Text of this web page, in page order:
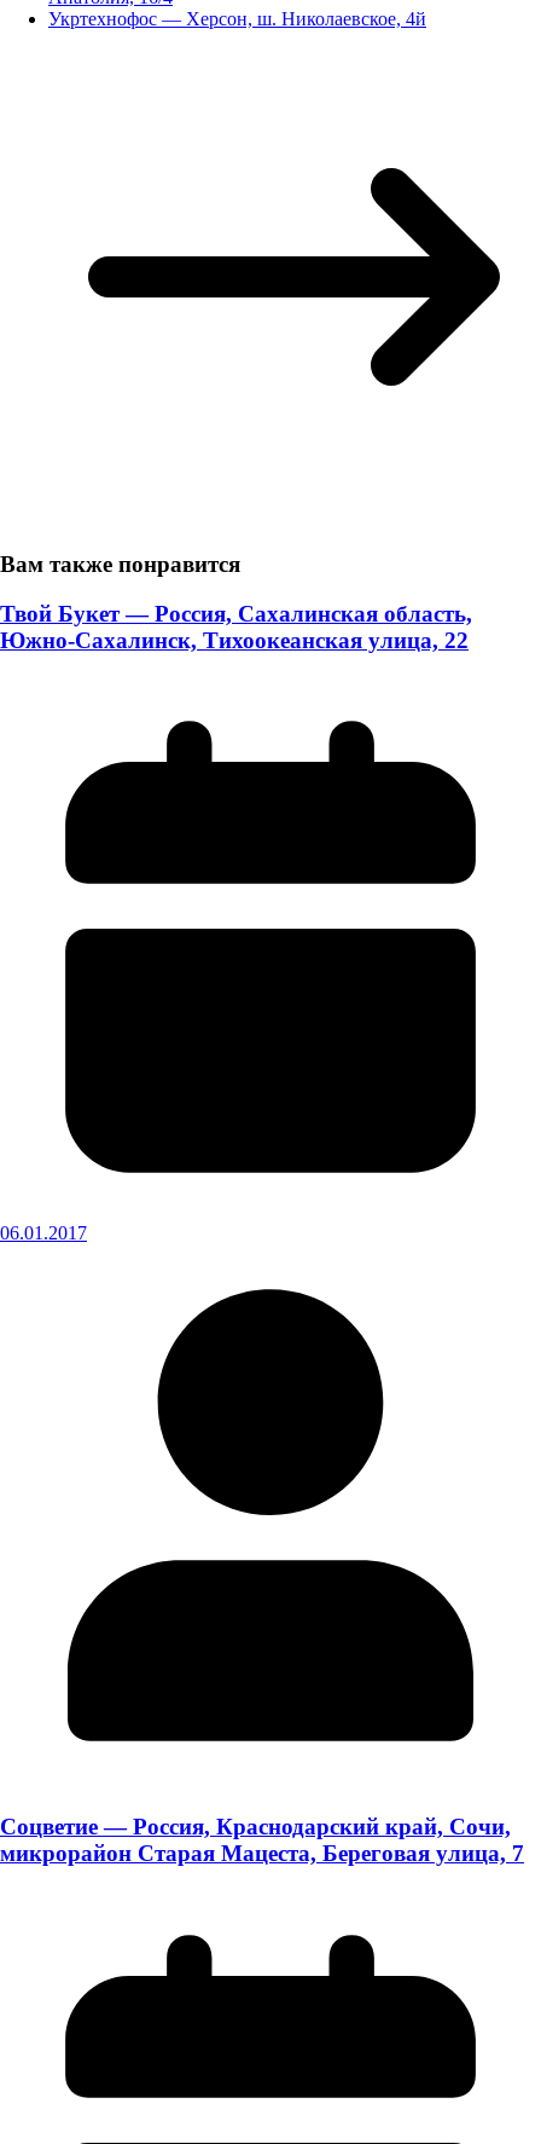
Укртехнофос — Херсон, ш. Николаевское, 4й
Вам также понравится
Твой Букет — Россия, Сахалинская область,
Южно-Сахалинск, Тихоокеанская улица, 22
06.01.2017
Соцветие — Россия, Краснодарский край, Сочи,
микрорайон Старая Мацеста, Береговая улица, 7